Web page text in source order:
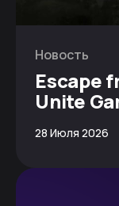
Новость
Escape
Unite
28 Июля 2026